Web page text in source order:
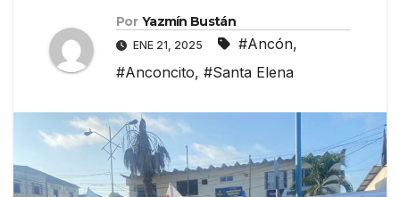
Por Yazmín Bustán
ENE 21, 2025 #Ancón,
#Anconcito, #Santa Elena